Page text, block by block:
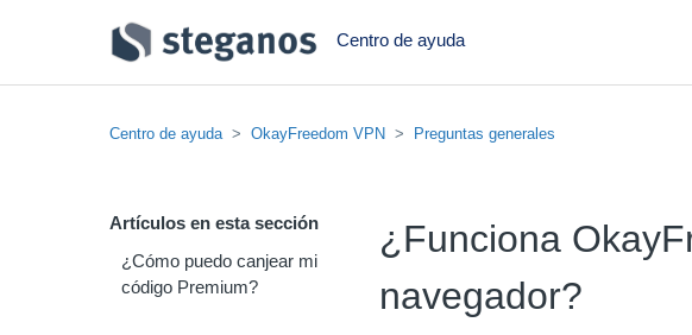
Centro de ayuda
Centro de ayuda OkayFreedom VPN Preguntas generales
Artículos en esta sección
¿Cómo puedo canjear mi
código Premium?
¿Funciona
navegador?